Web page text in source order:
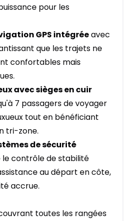
pour les
GPS intégréeavec
que les trajets ne
confortables mais
avec sièges en cuir
7 passagers de voyager
tout en bénéficiant
tri-zone.
de sécurité
contrôle de stabilité
au départ en côte,
accrue.
toutes les rangées